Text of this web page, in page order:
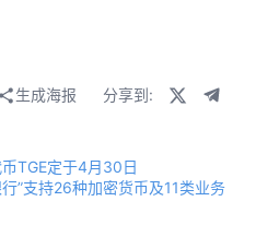
生成海报 分享到:
TGE定于4月30日
”支持26种加密货币及11类业务